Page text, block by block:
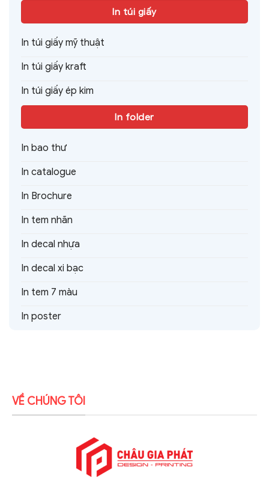
In túi giấy
In túi giấy mỹ thuật
In túi giấy kraft
In túi giấy ép kim
In folder
In bao thư
In catalogue
In Brochure
In tem nhãn
In decal nhựa
In decal xi bạc
In tem 7 màu
In poster
VỀ CHÚNG TÔI